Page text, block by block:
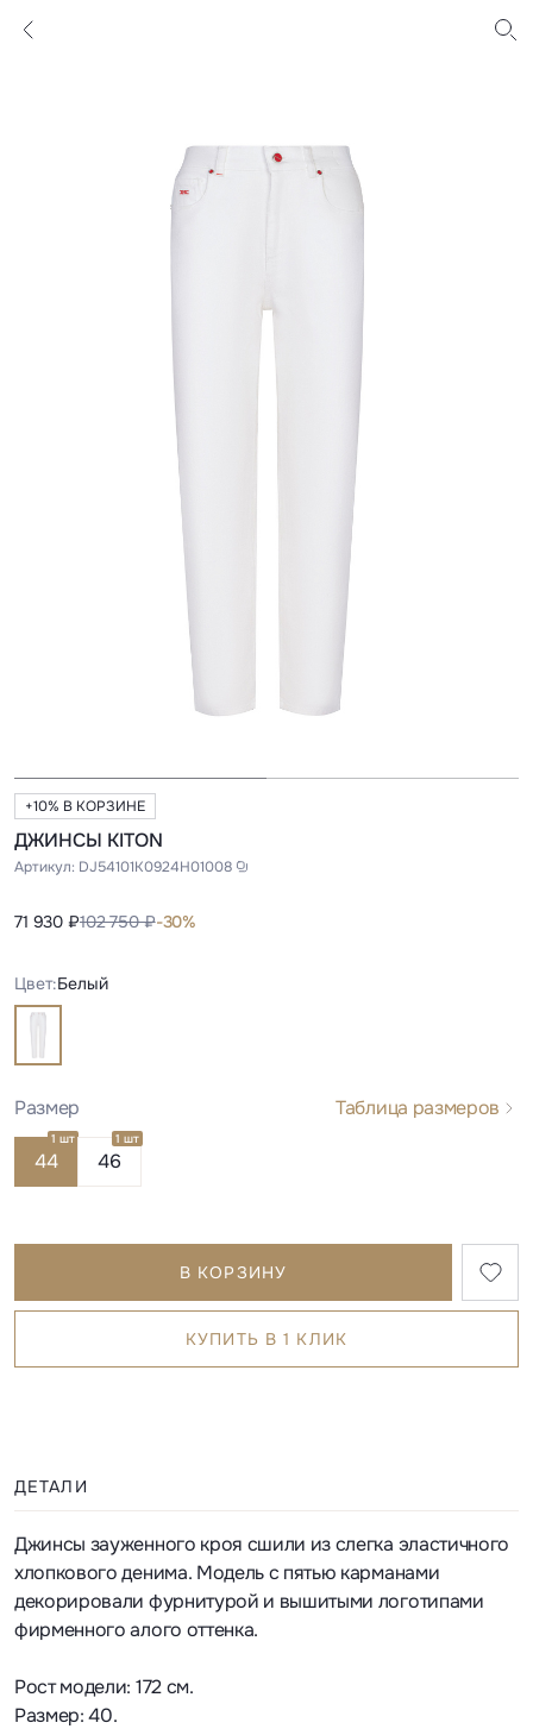
+10% В КОРЗИНЕ
ДЖИНСЫ KITON
Артикул: DJ54101K0924H01008
71 930 ₽102 750 ₽-30%
Цвет:Белый
Размер Таблица размеров
44
1 шт
46
1 шт
В КОРЗИНУ
КУПИТЬ В 1 КЛИК
ДЕТАЛИ
Джинсы зауженного кроя сшили из слегка эластичного
хлопкового денима. Модель с пятью карманами
декорировали фурнитурой и вышитыми логотипами
фирменного алого оттенка.
Рост модели: 172 см.
Размер: 40.